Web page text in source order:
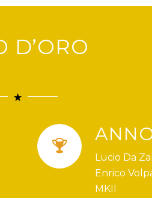
D’ORO
Lucio Da
Enrico
MKII